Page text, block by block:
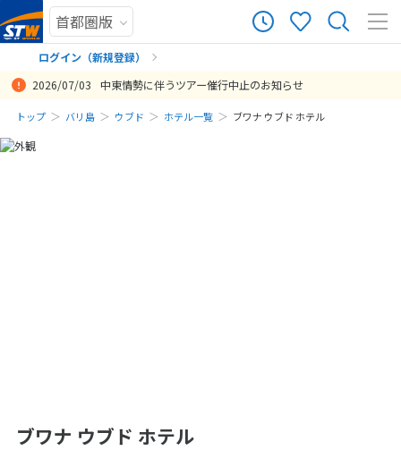
ログイン（新規登録）
まだ履歴がありません
2026/07/03 中東情勢に伴うツアー催行中止のお知らせ
トップ バリ島 ウブド ホテル一覧 ブワナ ウブド ホテル
ブワナ ウブド ホテル